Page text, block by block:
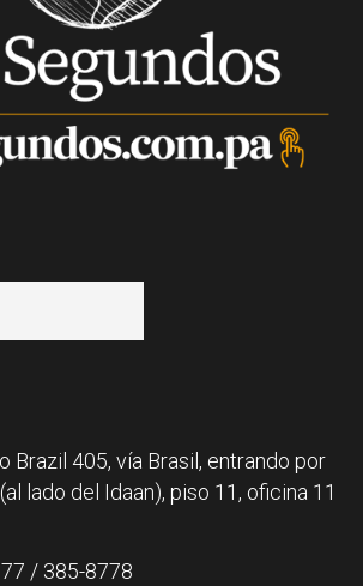
Brazil 405, vía Brasil, entrando por
lado del Idaan), piso 11, oficina 11
/ 385-8778